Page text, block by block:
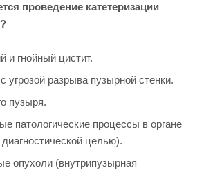
проведение катетеризации
и гнойный цистит.
угрозой разрыва пузырной стенки.
пузыря.
патологические процессы в органе
целью).
опухоли (внутрипузырная